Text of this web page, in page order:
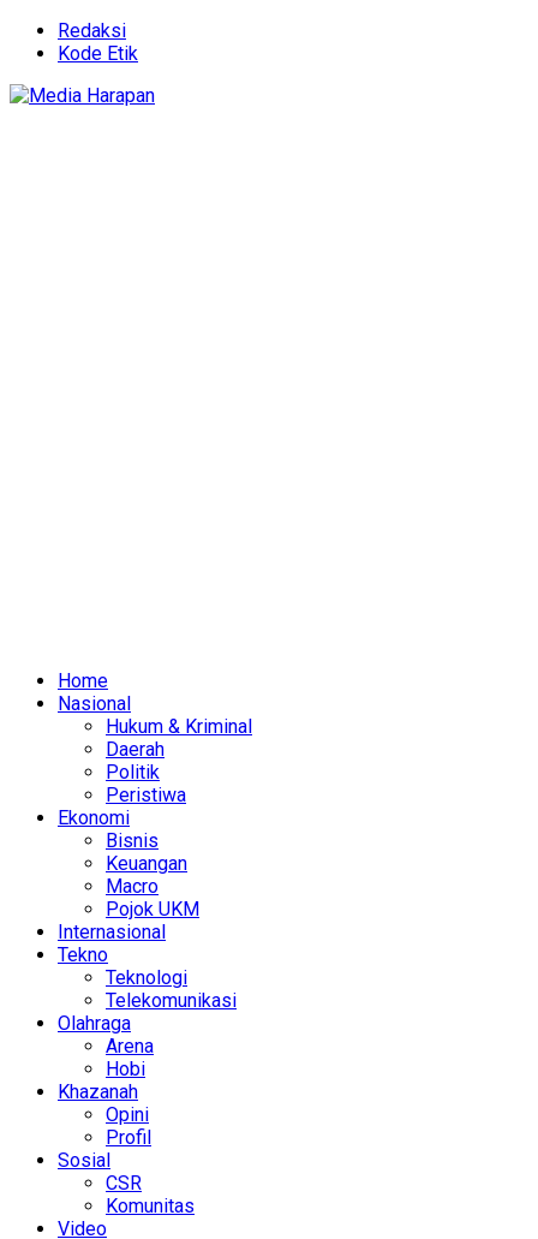
Redaksi
Kode Etik
Home
Nasional
Hukum & Kriminal
Daerah
Politik
Peristiwa
Ekonomi
Bisnis
Keuangan
Macro
Pojok UKM
Internasional
Tekno
Teknologi
Telekomunikasi
Olahraga
Arena
Hobi
Khazanah
Opini
Profil
Sosial
CSR
Komunitas
Video